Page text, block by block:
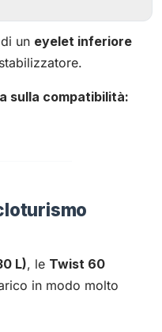
un eyelet inferiore
sulla compatibilità:
L), le Twist 60
in modo molto